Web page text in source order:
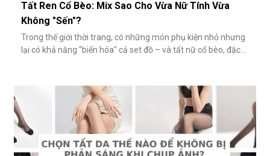
Tất Ren Cổ Bèo: Mix Sao Cho Vừa Nữ Tính Vừa
Không "Sến"?
Trong thế giới thời trang, có những món phụ kiện nhỏ nhưng
lại có khả năng "biến hóa" cả set đồ – và tất nữ cổ bèo, đặc
mác "sến súa" nếu không phối đúng cách. Vậy làm sao để